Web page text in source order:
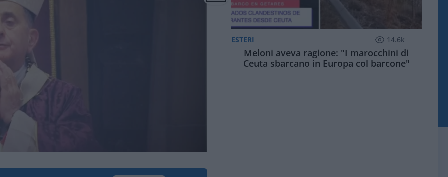
ESTERI 14.6k
Meloni aveva ragione: "I marocchini di
Ceuta sbarcano in Europa col barcone"